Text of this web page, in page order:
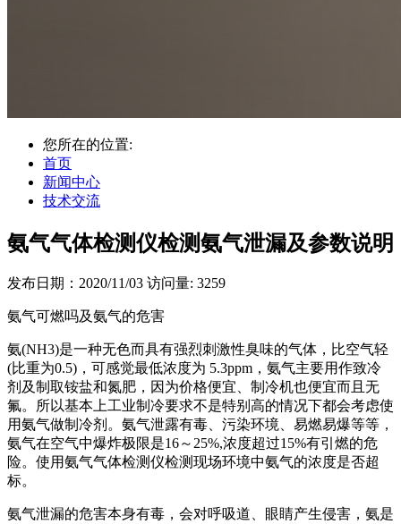
您所在的位置:
首页
新闻中心
技术交流
氨气气体检测仪检测氨气泄漏及参数说明
发布日期：2020/11/03 访问量: 3259
氨气可燃吗及氨气的危害
氨(NH3)是一种无色而具有强烈刺激性臭味的气体，比空气轻
(比重为0.5)，可感觉最低浓度为 5.3ppm，氨气主要用作致冷
剂及制取铵盐和氮肥，因为价格便宜、制冷机也便宜而且无
氟。所以基本上工业制冷要求不是特别高的情况下都会考虑使
用氨气做制冷剂。氨气泄露有毒、污染环境、易燃易爆等等，
氨气在空气中爆炸极限是16～25%,浓度超过15%有引燃的危
险。使用氨气气体检测仪检测现场环境中氨气的浓度是否超
标。
氨气泄漏的危害本身有毒，会对呼吸道、眼睛产生侵害，氨是